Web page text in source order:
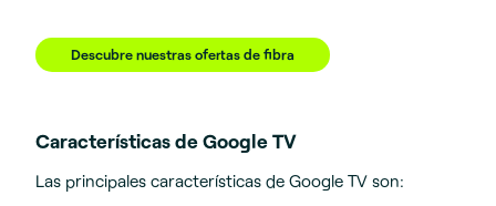
Descubre nuestras ofertas de fibra
Características de Google TV
Las principales características de Google TV son: